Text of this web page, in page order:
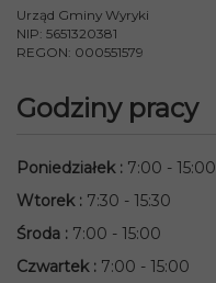
Urząd Gminy Wyryki
NIP: 5651320381
REGON: 000551579
Godziny pracy
Poniedziałek: 7:00 - 15:00
Wtorek: 7:30 - 15:30
Środa : 7:00 - 15:00
Czwartek: 7:00 - 15:00